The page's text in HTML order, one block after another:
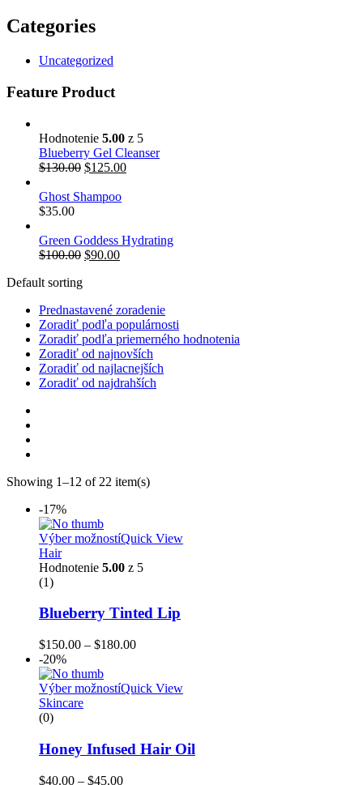
Categories
Uncategorized
Feature Product
Hodnotenie 5.00 z 5
Blueberry Gel Cleanser
$130.00 Pôvodná
bola:
$125.00Aktuálna
Ghost Shampoo
$35.00
Green Goddess Hydrating
$100.00 Pôvodná
$90.00Aktuálna
Default sorting
Prednastavené zoradenie
Zoradiť podľa populárnosti
Zoradiť podľa priemerného hodnotenia
Zoradiť od najnovších
Zoradiť od najlacnejších
Zoradiť od najdrahších
Showing 1–12 of 22 item(s)
-17%
Výber možnostíQuick View
Hair
Hodnotenie 5.00 z 5
(1)
Blueberry Tinted Lip
$150.00 – $180.00Price
through
-20%
Výber možnostíQuick View
Skincare
(0)
Honey Infused Hair Oil
$40.00 – $45.00Price